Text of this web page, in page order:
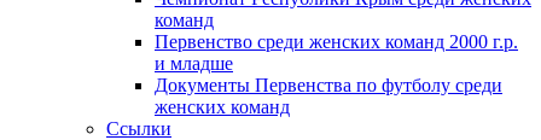
команд
Первенство среди женских команд 2000 г.р.
и младше
Документы Первенства по футболу среди
женских команд
Ссылки